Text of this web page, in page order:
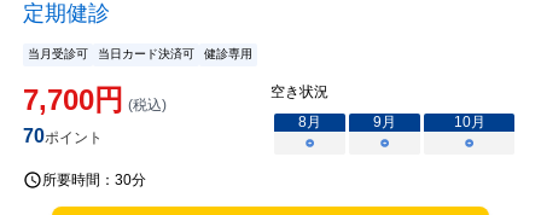
定期健診
当月受診可 当日カード決済可 健診専用
7,700円 (税込)
70ポイント
空き状況
8月 9月 10月
○
○ ○
所要時間： 30分